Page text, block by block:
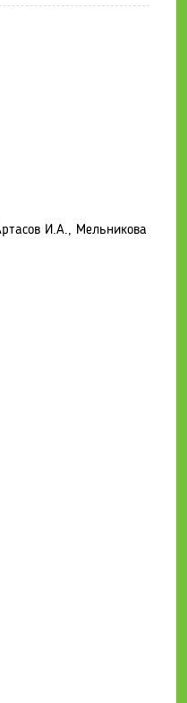
И.А., Мельникова